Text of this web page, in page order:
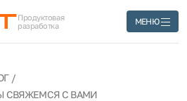
Продуктовая
разработка
МЕНЮ
СВЯЖЕМСЯ С ВАМИ